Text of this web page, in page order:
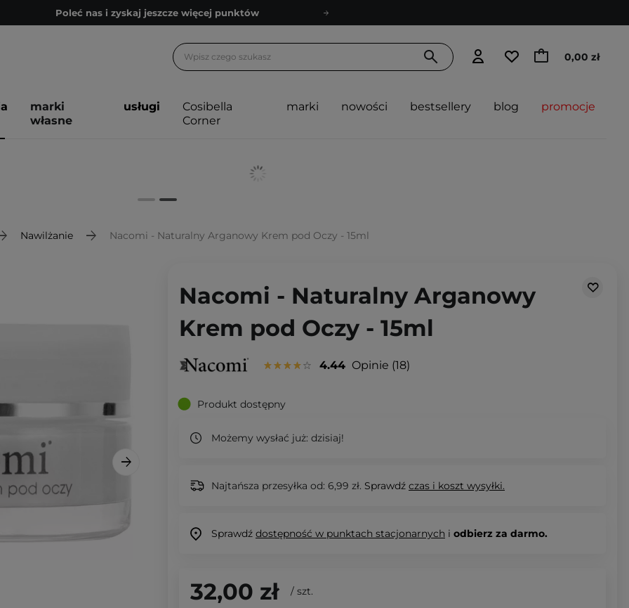
Poleć nas i zyskaj jeszcze więcej punktów
Bezpłatne konsultacje kosmetologiczne
Poleć nas i zyskaj jeszcze więcej punktów
0,00 zł
marki
własne
usługi
Cosibella
Corner
marki nowości bestsellery blog promocje
Nawilżanie Nacomi - Naturalny Arganowy Krem pod Oczy - 15ml
Nacomi - Naturalny Arganowy
Krem pod Oczy - 15ml
4.44 Opinie 18
Produkt dostępny
Możemy wysłać już: dzisiaj!
Najtańsza przesyłka od: 6,99 zł. Sprawdź czas i koszt wysyłki.
Sprawdź dostępność w punktach stacjonarnych i odbierz za darmo.
32,00 zł / szt.